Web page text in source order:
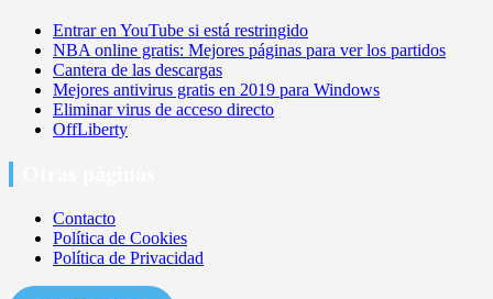
Entrar en YouTube si está restringido
NBA online gratis: Mejores páginas para ver los partidos
Cantera de las descargas
Mejores antivirus gratis en 2019 para Windows
Eliminar virus de acceso directo
OffLiberty
Contacto
Política de Cookies
Política de Privacidad